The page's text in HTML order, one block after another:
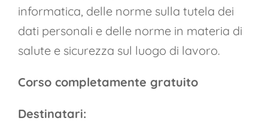
informatica, delle norme sulla tutela dei
dati personali e delle norme in materia di
salute e sicurezza sul luogo di lavoro.
Corso completamente gratuito
Destinatari: